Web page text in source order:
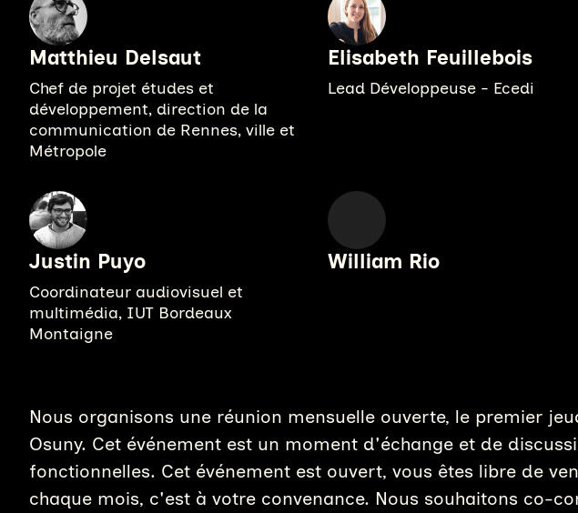
Matthieu Delsaut
Chef de projet études et
développement, direction de la
communication de Rennes, ville et
Métropole
Elisabeth Feuillebois
Lead Développeuse - Ecedi
Justin Puyo
Coordinateur audiovisuel et
multimédia, IUT Bordeaux
Montaigne
William Rio
Nous organisons une réunion mensuelle ouverte, le premier
Osuny. Cet événement est un moment d'échange et de
fonctionnelles. Cet événement est ouvert, vous êtes libre de
chaque mois, c'est à votre convenance. Nous souhaitons co-